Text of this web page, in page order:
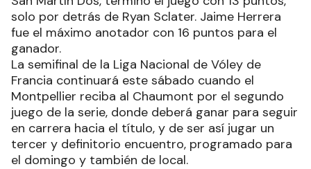
solo por detrás de Ryan Sclater. Jaime Herrera
fue el máximo anotador con 16 puntos para el
ganador.
La semifinal de la Liga Nacional de Vóley de
Francia continuará este sábado cuando el
Montpellier reciba al Chaumont por el segundo
juego de la serie, donde deberá ganar para seguir
en carrera hacia el título, y de ser así jugar un
tercer y definitorio encuentro, programado para
el domingo y también de local.